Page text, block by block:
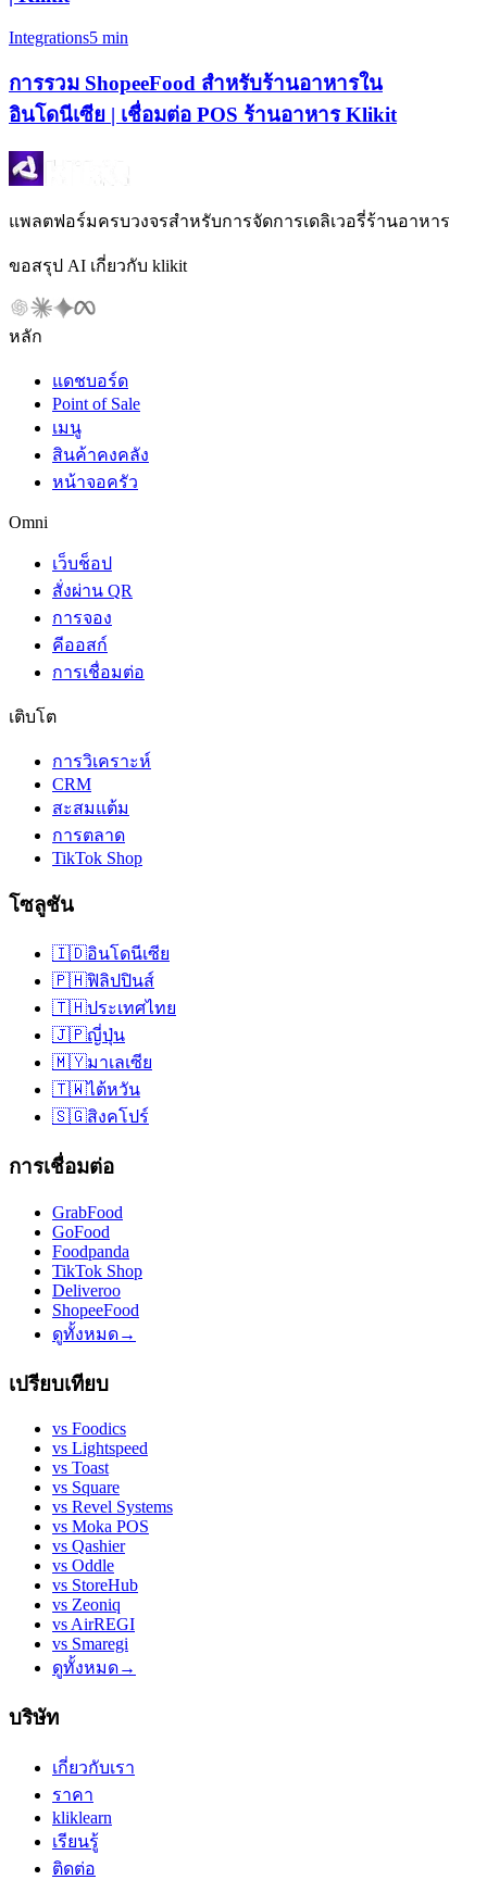
Integrations5 min
การรวม ShopeeFood สำหรับร้านอาหารใน
อินโดนีเซีย | เชื่อมต่อ POS ร้านอาหาร Klikit
แพลตฟอร์มครบวงจรสำหรับการจัดการเดลิเวอรี่ร้านอาหาร
ขอสรุป AI เกี่ยวกับ klikit
หลัก
แดชบอร์ด
Point of Sale
เมนู
สินค้าคงคลัง
หน้าจอครัว
Omni
เว็บช็อป
สั่งผ่าน QR
การจอง
คีออสก์
การเชื่อมต่อ
เติบโต
การวิเคราะห์
CRM
สะสมแต้ม
การตลาด
TikTok Shop
โซลูชัน
🇮🇩อินโดนีเซีย
🇵🇭ฟิลิปปินส์
🇹🇭ประเทศไทย
🇯🇵ญี่ปุ่น
🇲🇾มาเลเซีย
🇹🇼ไต้หวัน
🇸🇬สิงคโปร์
การเชื่อมต่อ
GrabFood
GoFood
Foodpanda
TikTok Shop
Deliveroo
ShopeeFood
ดูทั้งหมด→
เปรียบเทียบ
vs Foodics
vs Lightspeed
vs Toast
vs Square
vs Revel Systems
vs Moka POS
vs Qashier
vs Oddle
vs StoreHub
vs Zeoniq
vs AirREGI
vs Smaregi
ดูทั้งหมด→
บริษัท
เกี่ยวกับเรา
ราคา
kliklearn
เรียนรู้
ติดต่อ